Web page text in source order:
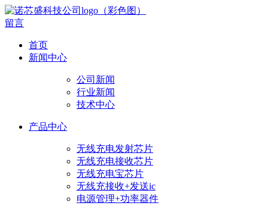
留言
首页
新闻中心
公司新闻
行业新闻
技术中心
产品中心
无线充电发射芯片
无线充电接收芯片
无线充电宝芯片
无线充接收+发送ic
电源管理+功率器件